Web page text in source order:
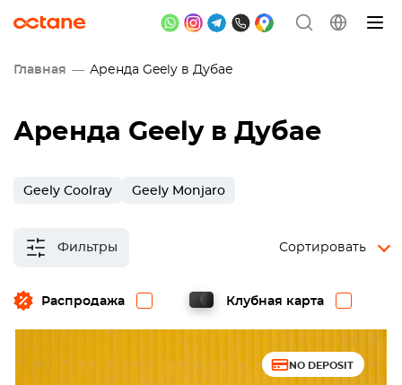
Главная Аренда Geely в Дубае
Аренда Geely в Дубае
Geely Coolray Geely Monjaro
Фильтры
Распродажа Клубная карта
Сортировать
NO DEPOSIT